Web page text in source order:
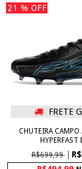
21 % OFF
FRETE
CHUTEIRA CAMPO
HYPERFAST
R$699,99